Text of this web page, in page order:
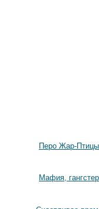
Перо Жар-Птицы
Мафия, гангстер